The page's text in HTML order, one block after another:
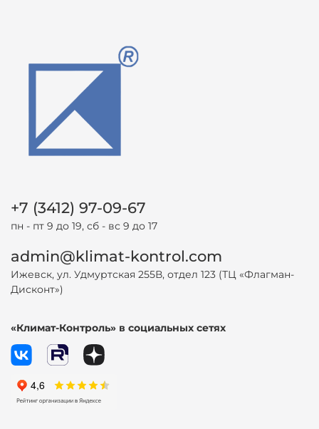
+7 (3412) 97-09-67
пн - пт 9 до 19, сб - вс 9 до 17
admin@klimat-kontrol.com
Ижевск, ул. Удмуртская 255В, отдел 123 (ТЦ «Флагман-
Дисконт»)
«Климат-Контроль» в социальных сетях